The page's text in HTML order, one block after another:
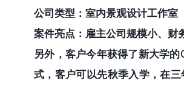
公司类型：室内景观设计工作室
案件亮点：雇主公司规模小、财
另外，客户今年获得了新大学
式，客户可以先秋季入学，在